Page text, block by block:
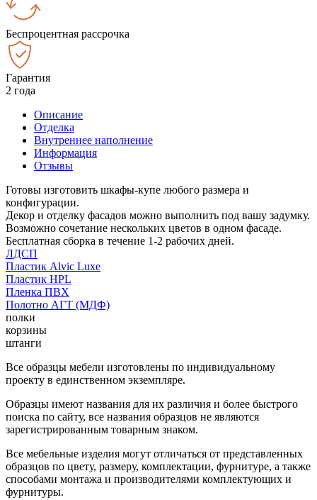
Беспроцентная рассрочка
Гарантия
2 года
Описание
Отделка
Внутреннее наполнение
Информация
Отзывы
Готовы изготовить шкафы-купе любого размера и
конфигурации.
Декор и отделку фасадов можно выполнить под вашу задумку.
Возможно сочетание нескольких цветов в одном фасаде.
Бесплатная сборка в течение 1-2 рабочих дней.
ЛДСП
Пластик Alvic Luxe
Пластик HPL
Пленка ПВХ
Полотно АГТ (МДФ)
полки
корзины
штанги
Все образцы мебели изготовлены по индивидуальному
проекту в единственном экземпляре.
Образцы имеют названия для их различия и более быстрого
поиска по сайту, все названия образцов не являются
зарегистрированным товарным знаком.
Все мебельные изделия могут отличаться от представленных
образцов по цвету, размеру, комплектации, фурнитуре, а также
способами монтажа и производителями комплектующих и
фурнитуры.